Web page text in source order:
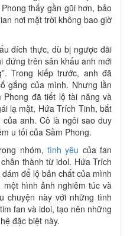
thấy gần gũi hơn, bảo
nơi mặt trời không bao giờ
đích thực, dù bị ngược đãi
đứng trên sân khấu anh mới
Trong kiếp trước, anh đã
gắng của mình. Nhưng lần
Phong đã tiết lộ tài năng và
lạ mặt, Hứa Trích Tinh, bắt
anh. Cô là ngôi sao duy
u tối của Sầm Phong.
nhóm, tình yêu của fan
thành từ idol. Hứa Trích
để lộ bản chất của mình
hình ảnh nghiêm túc và
chuyện này với những tình
fan và idol, tạo nên những
đặc biệt này.